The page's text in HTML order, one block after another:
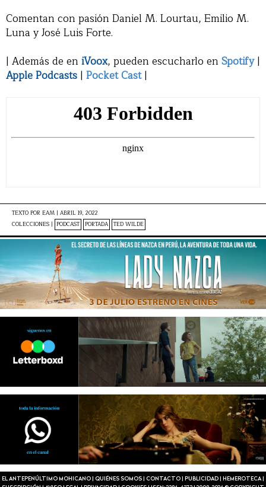
Comentan con pasión Daniel M. Lourtau, Emilio M.
Luna y José Luis Forte.
| Además de eniVoox, pueden escucharlo enSpotify|
Apple Podcasts | Pocket Cast|
TEXTO POR EAM | ABRIL 19, 2022
COLECCIONES | PODCAST PORTADA TED WILDE
EL ANTEPENÚLTIMO MOHICANO QUIÉNES SOMOS CONTACTO PUBLICIDAD HEMEROTECA|